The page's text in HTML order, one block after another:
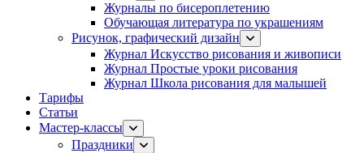
Журналы по бисероплетению
Обучающая литература по украшениям
Рисунок, графический дизайн
Журнал Искусство рисования и живописи
Журнал Простые уроки рисования
Журнал Школа рисования для малышей
Тарифы
Статьи
Мастер-классы
Праздники